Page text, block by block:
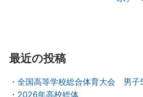
最近の投稿
・全国高等学校総合体育大会 男
・2026年高校総体